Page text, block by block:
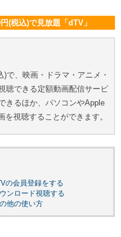
(税込)で見放題「dTV」
)で、映画・ドラマ・アニメ・
聴できる定額動画配信サービ
きるほか、パソコンやApple
視聴することができます。
の会員登録をする
ンロード視聴する
他の使い方